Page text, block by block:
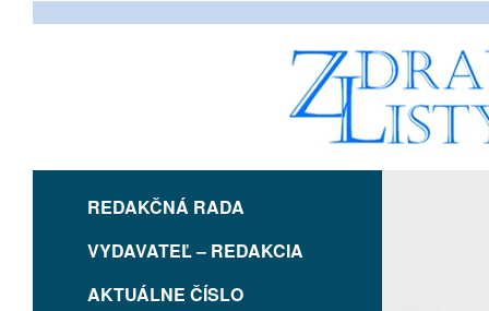
REDAKČNÁ RADA
VYDAVATEĽ – REDAKCIA
AKTUÁLNE ČÍSLO